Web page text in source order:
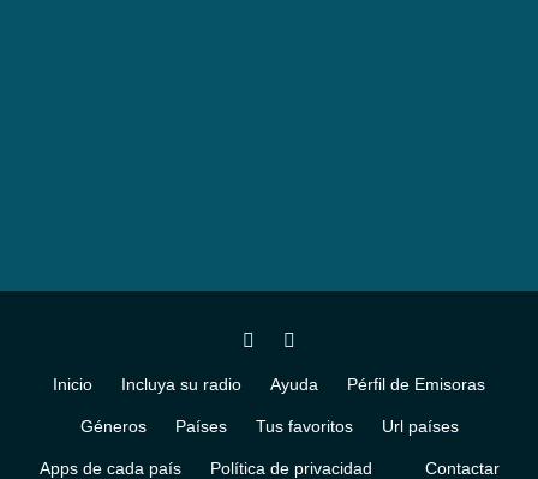
Inicio Incluya su radio Ayuda Pérfil de Emisoras
Géneros Países Tus favoritos Url países
Apps de cada país Política de privacidad Contactar